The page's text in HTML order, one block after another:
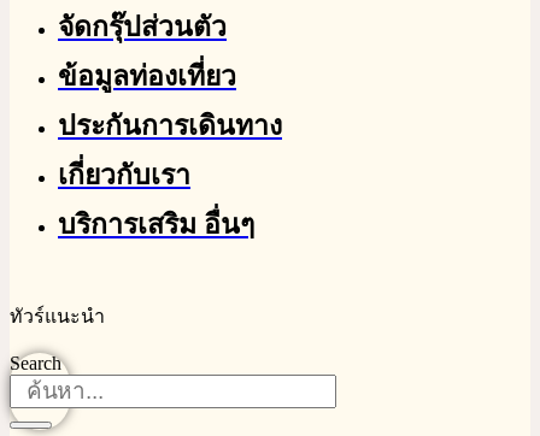
จัดกรุ๊ปส่วนตัว
ข้อมูลท่องเที่ยว
ประกันการเดินทาง
เกี่ยวกับเรา
บริการเสริม อื่นๆ
ทัวร์แนะนำ
Search